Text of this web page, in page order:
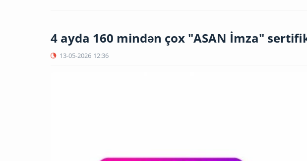
4 ayda 160 mindən çox "ASAN İmza"
13-05-2026 12:36